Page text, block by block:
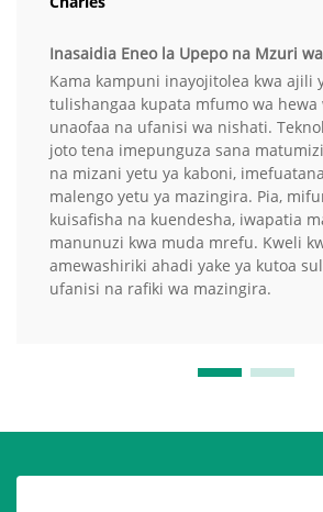
Inasaidia Eneo la Upepo na Mzuri
Kama kampuni inayojitolea kwa ajili
tulishangaa kupata mfumo wa hewa
unaofaa na ufanisi wa nishati.
joto tena imepunguza sana
na mizani yetu ya kaboni,
malengo yetu ya mazingira. Pia,
kuisafisha na kuendesha, iwapatia
manunuzi kwa muda mrefu. Kweli
amewashiriki ahadi yake ya kutoa
ufanisi na rafiki wa mazingira.